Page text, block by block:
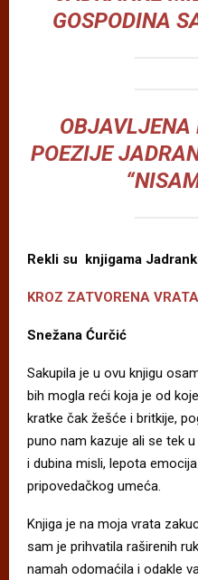
GOSPODINA
OBJAVLJENA
POEZIJE
Rekli su knjigama
KROZ ZATVORENA VRATA
Snežana Ćurčić
Sakupila je u ovu knjigu
bih mogla reći koja je od
kratke čak žešće i britkije,
puno nam kazuje ali se tek
i dubina misli, lepota
pripovedačkog umeća.
Knjiga je na moja vrata
sam je prihvatila raširenih
namah odomaćila i odakle